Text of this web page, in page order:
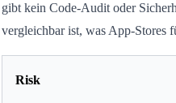
gibt kein Code-Audit oder
vergleichbar ist, was App-Stores
Risk